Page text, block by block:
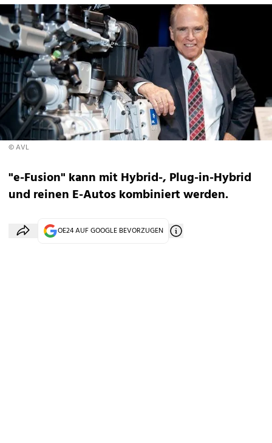
© AVL
"e-Fusion" kann mit Hybrid-, Plug-in-Hybrid
und reinen E-Autos kombiniert werden.
OE24 AUF GOOGLE BEVORZUGEN